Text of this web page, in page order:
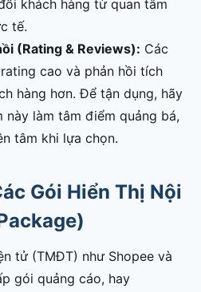
khách hàng từ quan tâm
tế.
(Rating & Reviews): Các
cao và phản hồi tích
hàng hơn. Để tận dụng, hãy
này làm tâm điểm quảng bá,
tâm khi lựa chọn.
Gói Hiển Thị Nội
tử (TMĐT) như Shopee và
gói quảng cáo, hay